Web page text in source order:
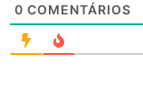
0 COMENTÁRIOS